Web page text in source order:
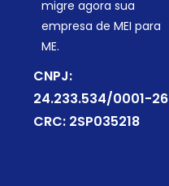
migre agora sua
empresa de MEI para
ME.
CNPJ:
24.233.534/0001-26
CRC: 2SP035218